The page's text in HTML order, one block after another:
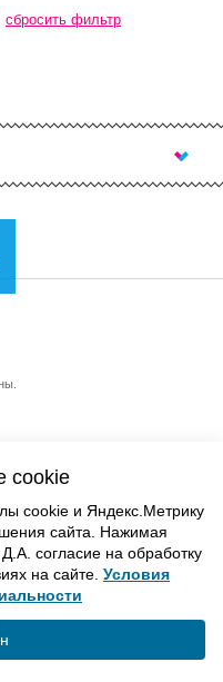
сбросить фильтр
что отличает дорогую
ноге. Известный бренд
но и детскую обувь.
в далеком 1984
брэнда можно купить в
увлеченному спортом,
знают - детской
Школьники более
Высококачественный
Jordan создают ногам
занятий спортом.
ноги, и ребенок
cookie
cookie и Яндекс.Метрику
сайта. Нажимая
согласие на обработку
на сайте. Условия